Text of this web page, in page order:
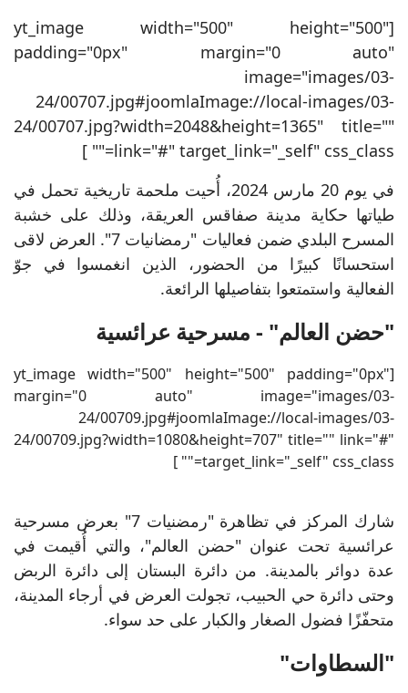
[yt_image width="500" height="500"
padding="0px" margin="0 auto"
image="images/03-
24/00707.jpg#joomlaImage://local-images/03-
24/00707.jpg?width=2048&height=1365" title=""
link="#" target_link="_self" css_class="" ]
في يوم 20 مارس 2024، أُحيت ملحمة تاريخية تحمل في
طياتها حكاية مدينة صفاقس العريقة، وذلك على خشبة
المسرح البلدي ضمن فعاليات "رمضانيات 7". العرض لاقى
استحسانًا كبيرًا من الحضور، الذين انغمسوا في جوّ
الفعالية واستمتعوا بتفاصيلها الرائعة.
"حضن العالم" - مسرحية عرائسية
[yt_image width="500" height="500" padding="0px"
margin="0 auto" image="images/03-
24/00709.jpg#joomlaImage://local-images/03-
24/00709.jpg?width=1080&height=707" title="" link="#"
target_link="_self" css_class="" ]
شارك المركز في تظاهرة "رمضنيات 7" بعرض مسرحية
عرائسية تحت عنوان "حضن العالم"، والتي أُقيمت في
عدة دوائر بالمدينة. من دائرة البستان إلى دائرة الربض
وحتى دائرة حي الحبيب، تجولت العرض في أرجاء المدينة،
متحفّزًا فضول الصغار والكبار على حد سواء.
"السطاوات"